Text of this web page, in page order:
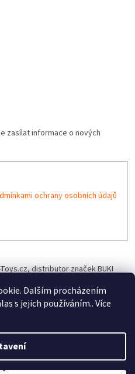
Dalším procházením
s jejich používáním.. Více
zasílat informace o nových
ochrany osobních údajů
distributor značek BUKI